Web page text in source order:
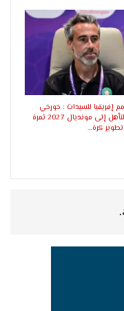
إفريقيا للسيدات : خورخي
فيلدا.. التأهل إلى مونديال 2027 ثمرة
كرة…